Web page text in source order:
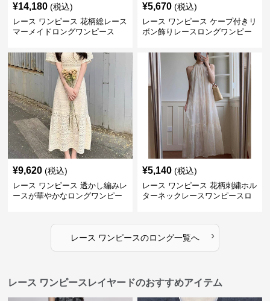
¥14,180 (税込)
レース ワンピース 花柄総レース
マーメイドロングワンピース
¥5,670 (税込)
レース ワンピース ケープ付きリ
ボン飾りレースロングワンピー
¥9,620 (税込)
レース ワンピース 透かし編みレ
ースが華やかなロングワンピー
¥5,140 (税込)
レース ワンピース 花柄刺繍ホル
ターネックレースワンピースロ
レース ワンピースのロング一覧へ ›
レース ワンピースレイヤードのおすすめアイテム